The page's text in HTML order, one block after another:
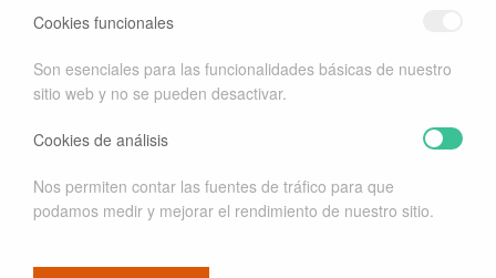
Ropa infantil
Sin categoría
telas
Televisión
Turismo
Cookies funcionales
Son esenciales para las funcionalidades básicas de nuestro
sitio web y no se pueden desactivar.
Cookies de análisis
Nos permiten contar las fuentes de tráfico para que
podamos medir y mejorar el rendimiento de nuestro sitio.
Funciona gracias a WordPress